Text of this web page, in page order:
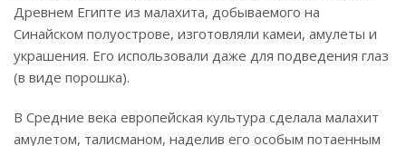
Древнем Египте из малахита, добываемого на
Синайском полуострове, изготовляли камеи, амулеты и
украшения. Его использовали даже для подведения глаз
(в виде порошка).
В Средние века европейская культура сделала малахит
амулетом, талисманом, наделив его особым потаенным